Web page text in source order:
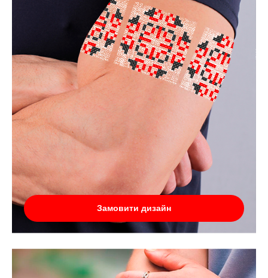
Замовити дизайн